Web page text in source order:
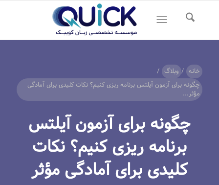
خانه / وبلاگ /
چگونه برای آزمون آیلتس برنامه ریزی کنیم؟ نکات کلیدی برای آمادگی
مؤثر...
چگونه برای آزمون آیلتس
برنامه ریزی کنیم؟ نکات
کلیدی برای آمادگی مؤثر